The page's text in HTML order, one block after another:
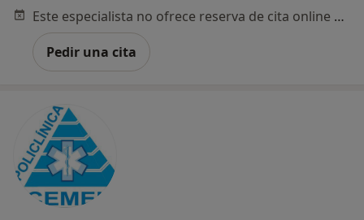
Este especialista no ofrece reserva de cita online en esta dirección.
Pedir una cita